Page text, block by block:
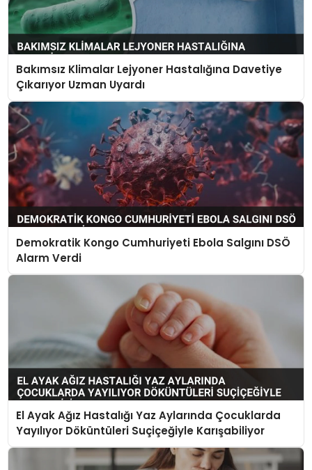
Bakımsız Klimalar Lejyoner Hastalığına Davetiye
Çıkarıyor Uzman Uyardı
Demokratik Kongo Cumhuriyeti Ebola Salgını DSÖ
Alarm Verdi
El Ayak Ağız Hastalığı Yaz Aylarında Çocuklarda
Yayılıyor Döküntüleri Suçiçeğiyle Karışabiliyor